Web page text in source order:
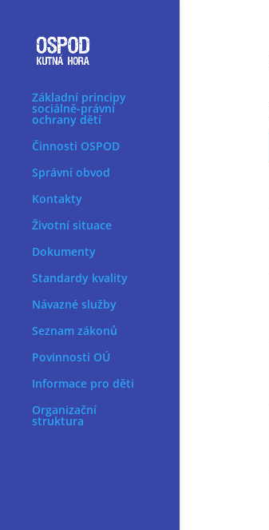
Základní principy
sociálně-právní
ochrany dětí
Činnosti OSPOD
Správní obvod
Kontakty
Životní situace
Dokumenty
Standardy kvality
Návazné služby
Seznam zákonů
Povinnosti OÚ
Informace pro děti
Organizační
struktura